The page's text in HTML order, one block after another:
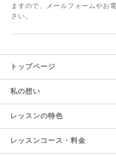
ますので、メールフォームやお
さい。
トップページ
私の想い
レッスンの特色
レッスンコース・料金